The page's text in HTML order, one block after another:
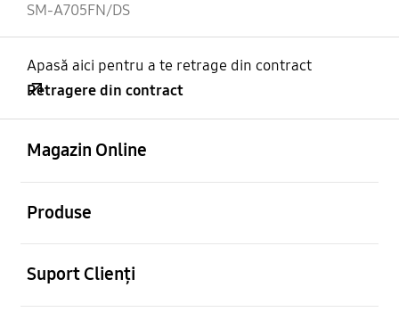
SM-A705FN/DS
Apasă aici pentru a te retrage din contract
Retragere din contract
Magazin Online
Produse
Suport Clienți